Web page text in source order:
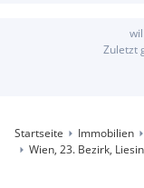
Zuletzt
Startseite Immobilien
Wien, 23. Bezirk,